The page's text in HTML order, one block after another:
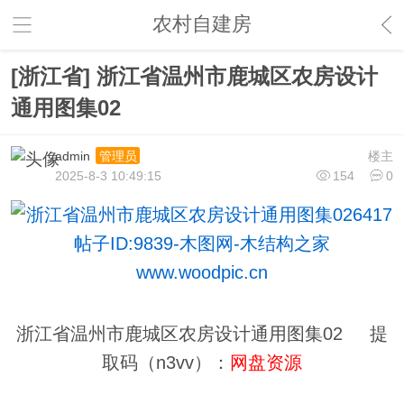
农村自建房
[浙江省] 浙江省温州市鹿城区农房设计
通用图集02
楼主
admin
管理员
154
0
2025-8-3 10:49:15
浙江省温州市鹿城区农房设计通用图集02 提
取码（n3vv）： 网盘资源